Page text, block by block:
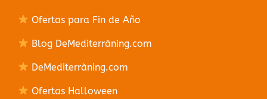
Ofertas para Fin de Año
Blog DeMediterràning.com
DeMediterràning.com
Ofertas Halloween